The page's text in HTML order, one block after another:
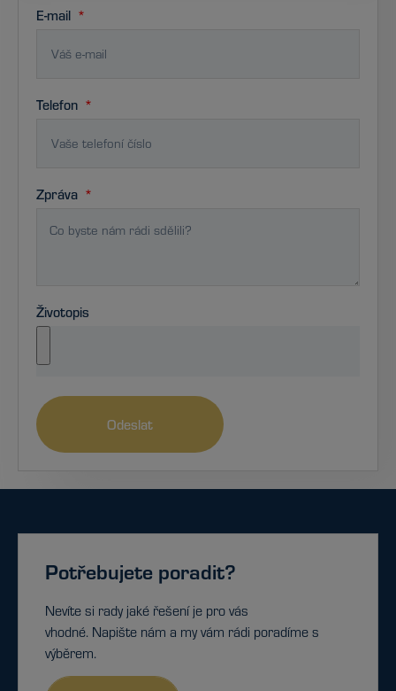
E-mail
Telefon
Zpráva
Životopis
Odeslat
Potřebujete poradit?
Nevíte si rady jaké řešení je pro vás
vhodné. Napište nám a my vám rádi poradíme s
výběrem.